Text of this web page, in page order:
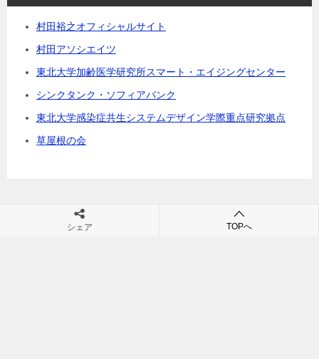
村田裕之オフィシャルサイト
村田アソシエイツ
東北大学加齢医学研究所スマート・エイジングセンター
シンクタンク・ソフィアバンク
東北大学感染症共生システムデザイン学際重点研究拠点
草屋根の会
シェア TOPへ